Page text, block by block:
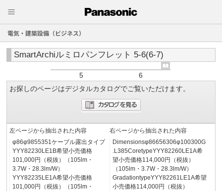
電気・建築設備（ビジネス）
SmartArchiルミロパンフレット 5-6(6-7)
5
6
お探しのページはデジタルカタログでご覧いただけます。
左ページから抽出された内容
φ86φ9855351ケーブル露出タイプ
YYY82230LE1B希望小売価格
101,000円（税抜）（105lm・
3.7W・28.3lm/W）
YYY82235LE1A希望小売価格
101,000円（税抜）（105lm・
右ページから抽出された内容
Dimensionsφ86656306φ100300G
.L385CoretypeYYY82260LE1A希
望小売価格114,000円（税抜）
（105lm・3.7W・28.3lm/W）
GradationtypeYYY82261LE1A希望
小売価格114,000円（税抜）